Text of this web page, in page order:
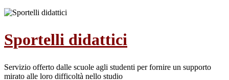
Sportelli didattici
Servizio offerto dalle scuole agli studenti per fornire un supporto
mirato alle loro difficoltà nello studio